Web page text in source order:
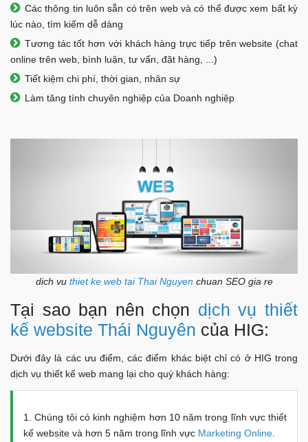
Các thông tin luôn sẵn có trên web và có thể được xem bất kỳ
lúc nào, tìm kiếm dễ dàng
Tương tác tốt hơn với khách hàng trực tiếp trên website (chat
online trên web, bình luận, tư vấn, đặt hàng, ...)
Tiết kiệm chi phí, thời gian, nhân sự
Làm tăng tính chuyên nghiệp của Doanh nghiệp
dich vu thiet ke web tai Thai Nguyen chuan SEO gia re
Tại sao bạn nên chọn dịch vụ thiết
kế website Thái Nguyên của HIG:
Dưới đây là các ưu điểm, các điểm khác biệt chỉ có ở HIG trong
dịch vụ thiết kế web mang lại cho quý khách hàng:
1. Chúng tôi có kinh nghiệm hơn 10 năm trong lĩnh vực thiết
kế website và hơn 5 năm trong lĩnh vực Marketing Online